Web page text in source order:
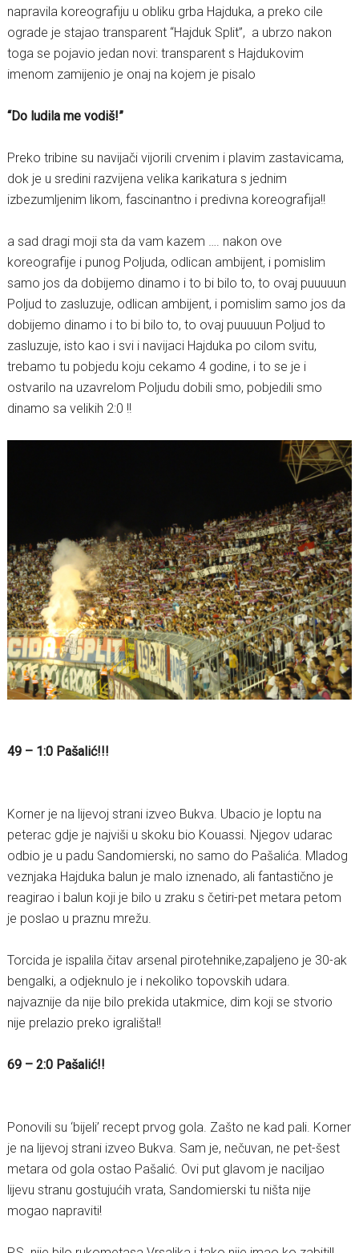
napravila koreografiju u obliku grba Hajduka, a preko cile
ograde je stajao transparent “Hajduk Split”, a ubrzo nakon
toga se pojavio jedan novi: transparent s Hajdukovim
imenom zamijenio je onaj na kojem je pisalo
“Do ludila me vodiš!”
Preko tribine su navijači vijorili crvenim i plavim zastavicama,
dok je u sredini razvijena velika karikatura s jednim
izbezumljenim likom, fascinantno i predivna koreografija!!
a sad dragi moji sta da vam kazem …. nakon ove
koreografije i punog Poljuda, odlican ambijent, i pomislim
samo jos da dobijemo dinamo i to bi bilo to, to ovaj puuuuun
Poljud to zasluzuje, odlican ambijent, i pomislim samo jos da
dobijemo dinamo i to bi bilo to, to ovaj puuuuun Poljud to
zasluzuje, isto kao i svi i navijaci Hajduka po cilom svitu,
trebamo tu pobjedu koju cekamo 4 godine, i to se je i
ostvarilo na uzavrelom Poljudu dobili smo, pobjedili smo
dinamo sa velikih 2:0 !!
49 – 1:0 Pašalić!!!
Korner je na lijevoj strani izveo Bukva. Ubacio je loptu na
peterac gdje je najviši u skoku bio Kouassi. Njegov udarac
odbio je u padu Sandomierski, no samo do Pašalića. Mladog
veznjaka Hajduka balun je malo iznenado, ali fantastično je
reagirao i balun koji je bilo u zraku s četiri-pet metara petom
je poslao u praznu mrežu.
Torcida je ispalila čitav arsenal pirotehnike,zapaljeno je 30-ak
bengalki, a odjeknulo je i nekoliko topovskih udara.
najvaznije da nije bilo prekida utakmice, dim koji se stvorio
nije prelazio preko igrališta!!
69 – 2:0 Pašalić!!
Ponovili su ‘bijeli’ recept prvog gola. Zašto ne kad pali. Korner
je na lijevoj strani izveo Bukva. Sam je, nečuvan, ne pet-šest
metara od gola ostao Pašalić. Ovi put glavom je naciljao
lijevu stranu gostujućih vrata, Sandomierski tu ništa nije
mogao napraviti!